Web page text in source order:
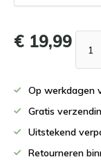
€ 19,99
Op werkdagen
Gratis
Uitstekend
Retourneren